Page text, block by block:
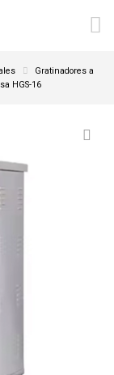
Gratinadores a
HGS-16